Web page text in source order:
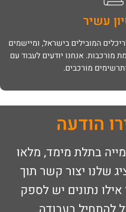
עשיר
המובילים בישראל, ומיישמים
מורכבות. אנחנו יודעים לעבוד עם
מורכבים.
הודעה
בתלת מימד, מלאו
שלנו יצור קשר תוך
אילו נתונים יש לספק